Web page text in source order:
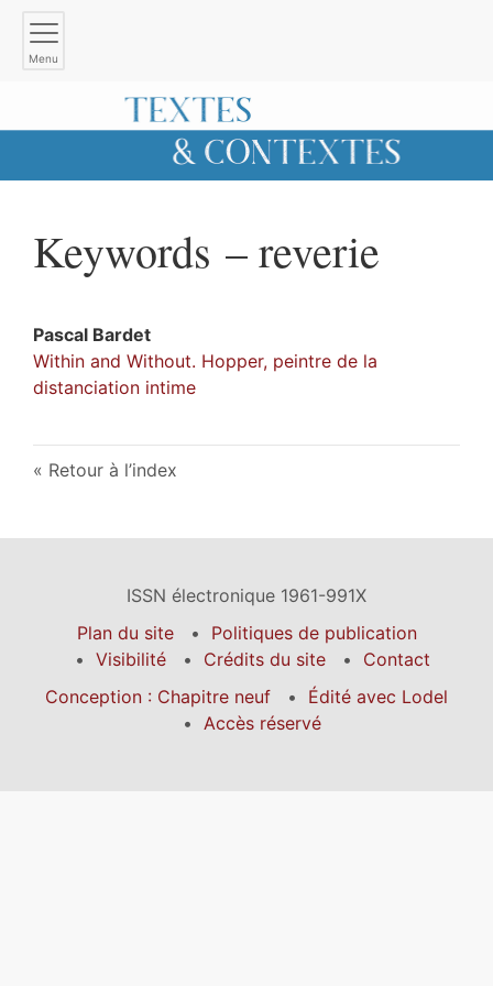
Menu
Keywords – reverie
Pascal Bardet
Within and Without. Hopper, peintre de la
distanciation intime
Retour à l’index
ISSN électronique 1961-991X
Plan du site
Politiques de publication
Visibilité
Crédits du site
Contact
Conception : Chapitre neuf
Édité avec Lodel
Accès réservé